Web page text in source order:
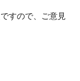
すので、ご意見